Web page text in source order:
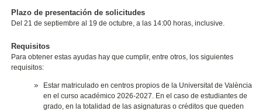
Plazo de presentación de solicitudes
Del 21 de septiembre al 19 de octubre, a las 14:00 horas, inclusive.
Requisitos
Para obtener estas ayudas hay que cumplir, entre otros, los siguientes
requisitos:
Estar matriculado en centros propios de la Universitat de València
en el curso académico 2026-2027. En el caso de estudiantes de
grado, en la totalidad de las asignaturas o créditos que queden